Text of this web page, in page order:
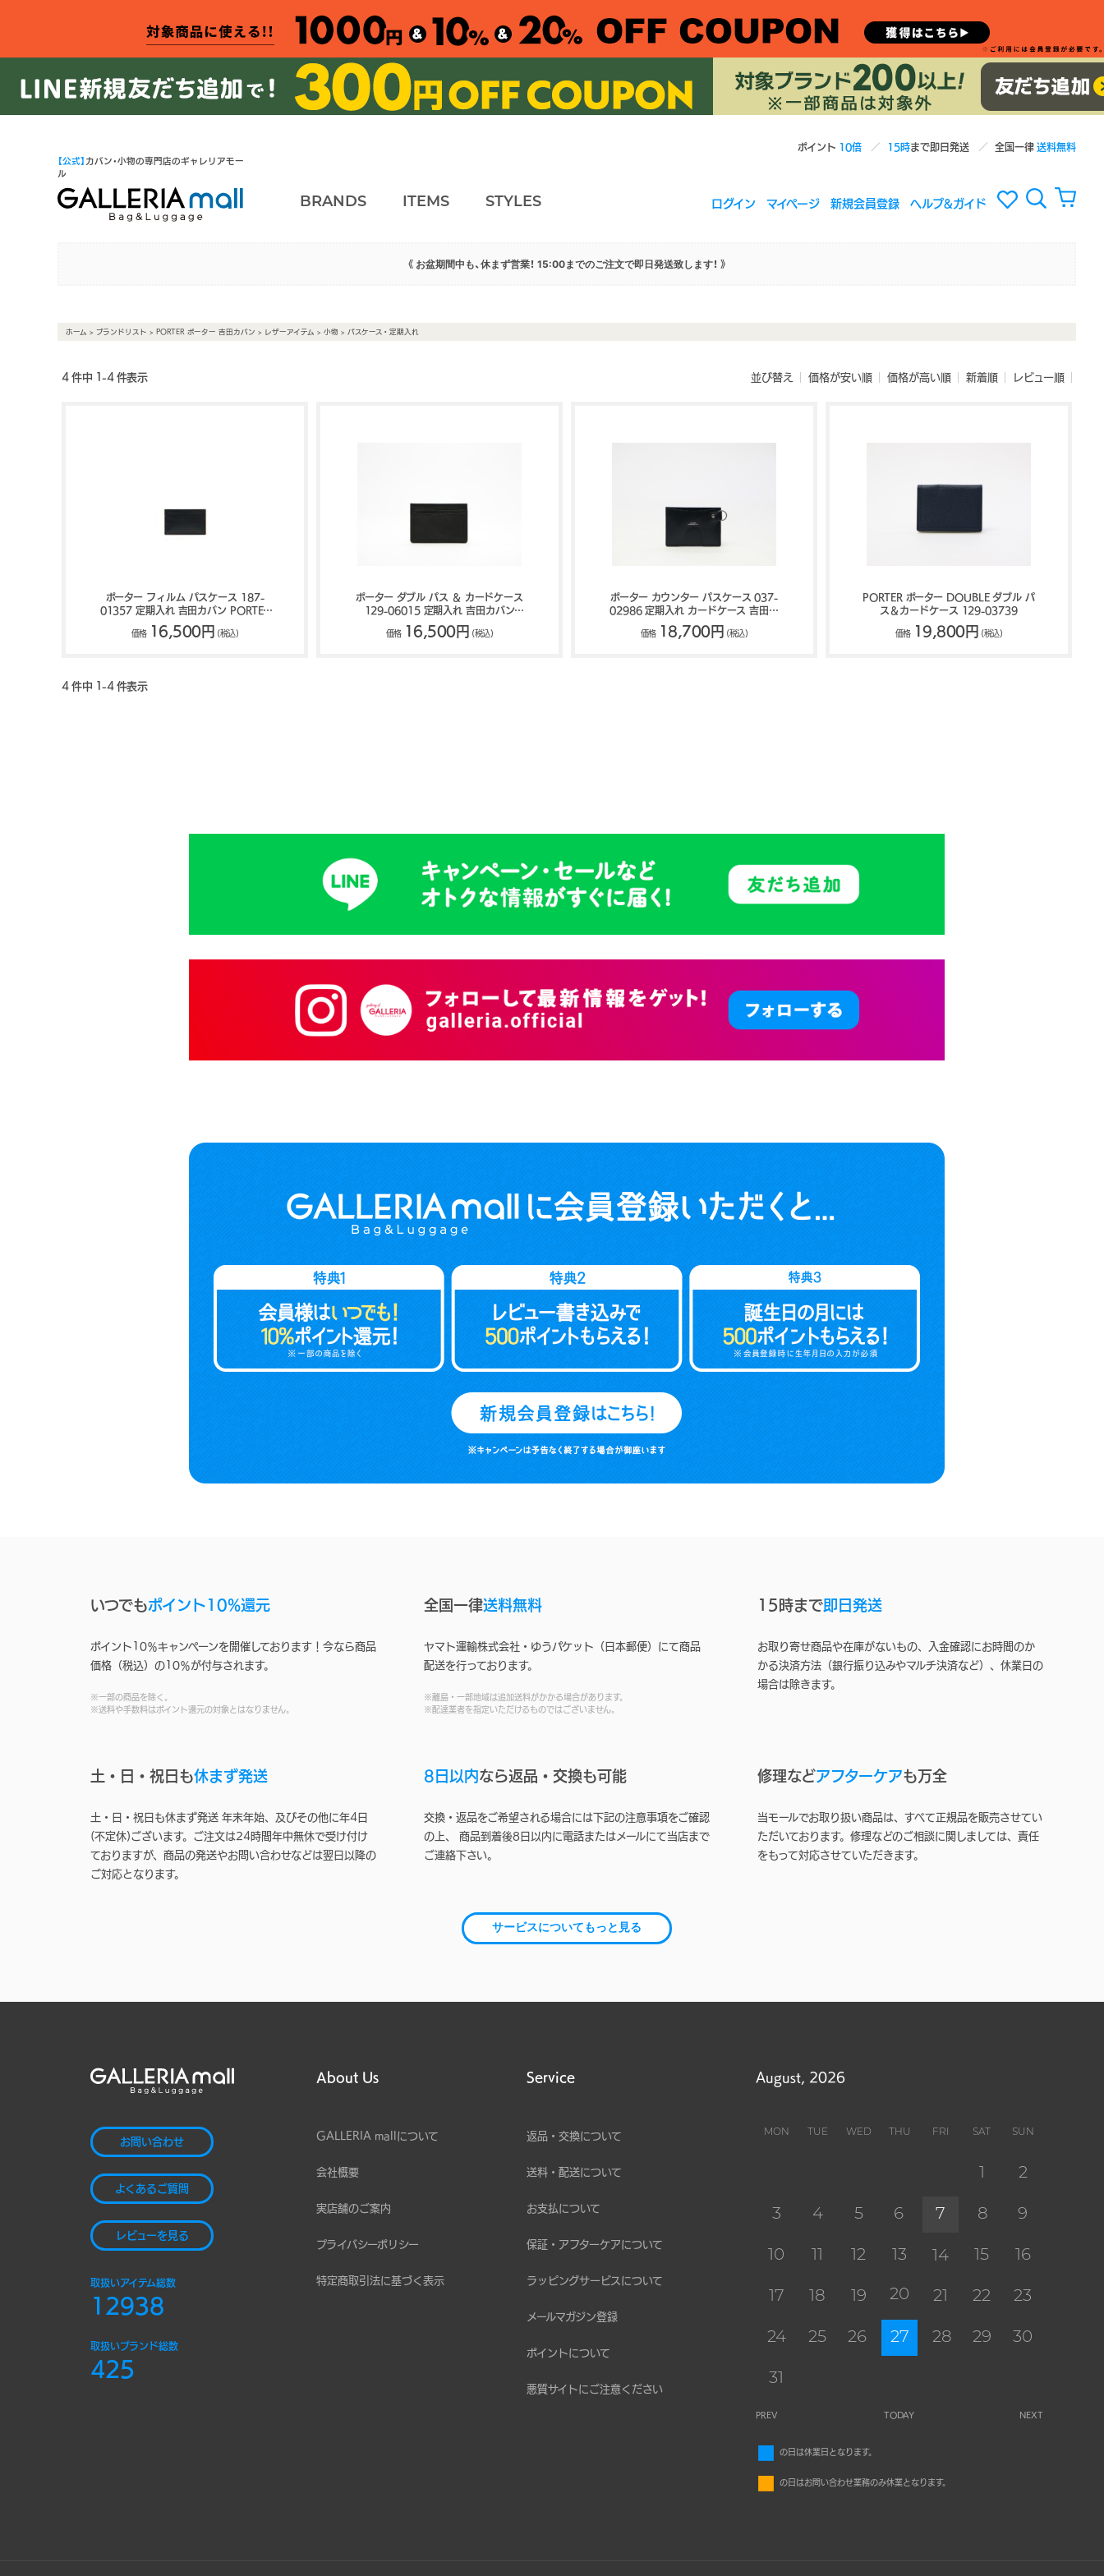
ポイント 10倍 15時まで即日発送 全国一律送料無料
【公式】 カバン・小物の専門店のギャレリアモー
ル
BRANDS ITEMS STYLES ログイン マイページ 新規会員登録 ヘルプ&ガイド
《 お盆期間中も、休まず営業！ 15:00までのご注文で即日発送致します！ 》
ホーム > ブランドリスト > PORTER ポーター 吉田カバン > レザーアイテム > 小物 > パスケース・定期入れ
並び替え 価格が安い順 価格が高い順 新着順 レビュー順
4 件中 1-4 件表示
ポーター フィルム パスケース 187-
01357 定期入れ 吉田カバン PORTER
FILM
価格 16,500円 (税込)
ポーター ダブル パス ＆ カードケース
129-06015 定期入れ 吉田カバン
PORTER DOUBLE
価格 16,500円 (税込)
ポーター カウンター パスケース 037-
02986 定期入れ カードケース 吉田カ
バン PORTER COUNTER
価格 18,700円 (税込)
PORTER ポーター DOUBLE ダブル パ
ス＆カードケース 129-03739
価格 19,800円 (税込)
4 件中 1-4 件表示
いつでもポイント10%還元
ポイント10％キャンペーンを開催しております！今なら商品
価格（税込）の10％が付与されます。
※一部の商品を除く。
※送料や手数料はポイント還元の対象とはなりません。
全国一律送料無料
ヤマト運輸株式会社・ゆうパケット（日本郵便）にて商品
配送を行っております。
※離島・一部地域は追加送料がかかる場合があります。
※配達業者を指定いただけるものではございません。
15時まで即日発送
お取り寄せ商品や在庫がないもの、入金確認にお時間のか
かる決済方法（銀行振り込みやマルチ決済など）、休業日の
場合は除きます。
土・日・祝日も休まず発送
土・日・祝日も休まず発送 年末年始、及びその他に年4日
(不定休)ございます。ご注文は24時間年中無休で受け付け
ておりますが、商品の発送やお問い合わせなどは翌日以降の
ご対応となります。
8日以内なら返品・交換も可能
交換・返品をご希望される場合には下記の注意事項をご確認
の上、 商品到着後8日以内に電話またはメールにて当店まで
ご連絡下さい。
修理などアフターケアも万全
当モールでお取り扱い商品は、すべて正規品を販売させてい
ただいております。修理などのご相談に関しましては、責任
をもって対応させていただきます。
サービスについてもっと見る
お問い合わせ
よくあるご質問
レビューを見る
取扱いアイテム総数
12938
取扱いブランド総数
425
About Us
GALLERIA mallについて
会社概要
実店舗のご案内
プライバシーポリシー
特定商取引法に基づく表示
Service
返品・交換について
送料・配送について
お支払について
保証・アフターケアについて
ラッピングサービスについて
メールマガジン登録
ポイントについて
悪質サイトにご注意ください
August, 2026
MON TUE WED THU FRI SAT SUN
2
3 4 5 6 7 8 9
10 12 13 14 15 16
17 18 19 20 21 22 23
24 25 26 27 28 29 30
31
PREV TODAY NEXT
の日は休業日となります。
の日はお問い合わせ業務のみ休業となります。